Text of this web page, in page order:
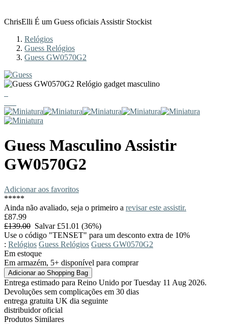
ChrisElli É um Guess oficiais Assistir Stockist
Relógios
Guess Relógios
Guess GW0570G2
Guess Masculino Assistir
GW0570G2
Adicionar aos favoritos
*****
Ainda não avaliado, seja o primeiro a revisar este assistir.
£87.99
£139.00 Salvar £51.01 (36%)
Use o código "TENSET" para um desconto extra de 10%
: Relógios Guess Relógios Guess GW0570G2
Em estoque
Em armazém, 5+ disponível para comprar
Entrega estimado para Reino Unido por Tuesday 11 Aug 2026.
Devoluções sem complicações em 30 dias
entrega gratuita UK dia seguinte
distribuidor oficial
Produtos Similares